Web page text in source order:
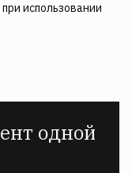
использовании
одной